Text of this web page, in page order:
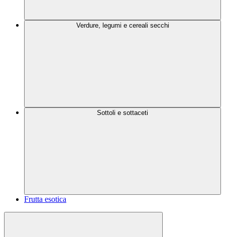
Verdure, legumi e cereali secchi
Sottoli e sottaceti
Frutta esotica